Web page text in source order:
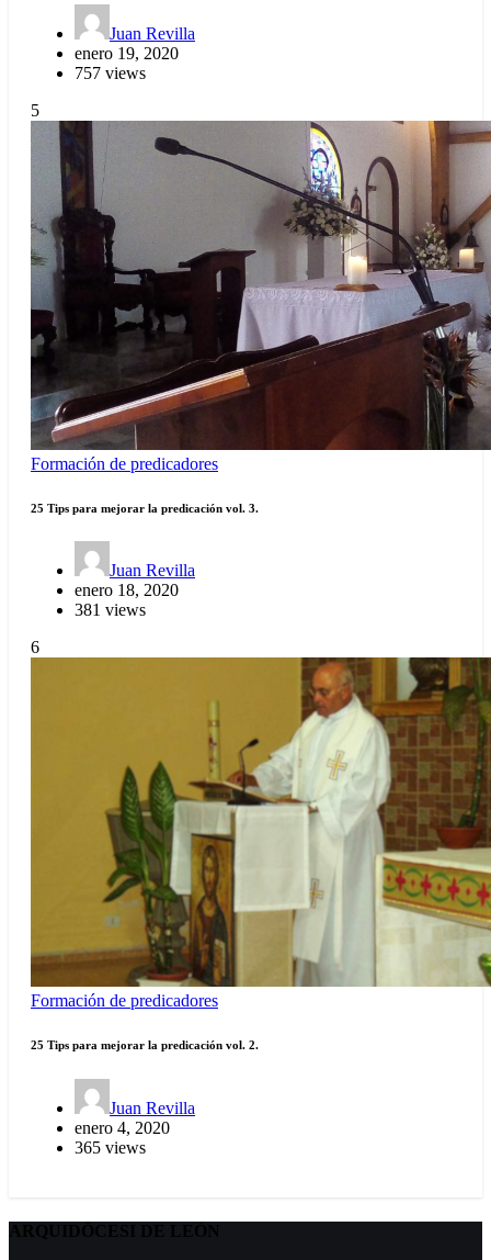
Juan Revilla
enero 19, 2020
757 views
5
Formación de predicadores
25 Tips para mejorar la predicación vol. 3.
Juan Revilla
enero 18, 2020
381 views
6
Formación de predicadores
25 Tips para mejorar la predicación vol. 2.
Juan Revilla
enero 4, 2020
365 views
ARQUIDÖCESI DE LEÓN